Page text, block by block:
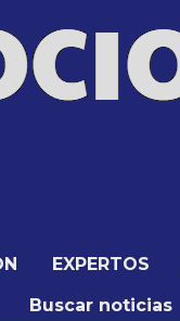
EXPERTOS
Buscar noticias